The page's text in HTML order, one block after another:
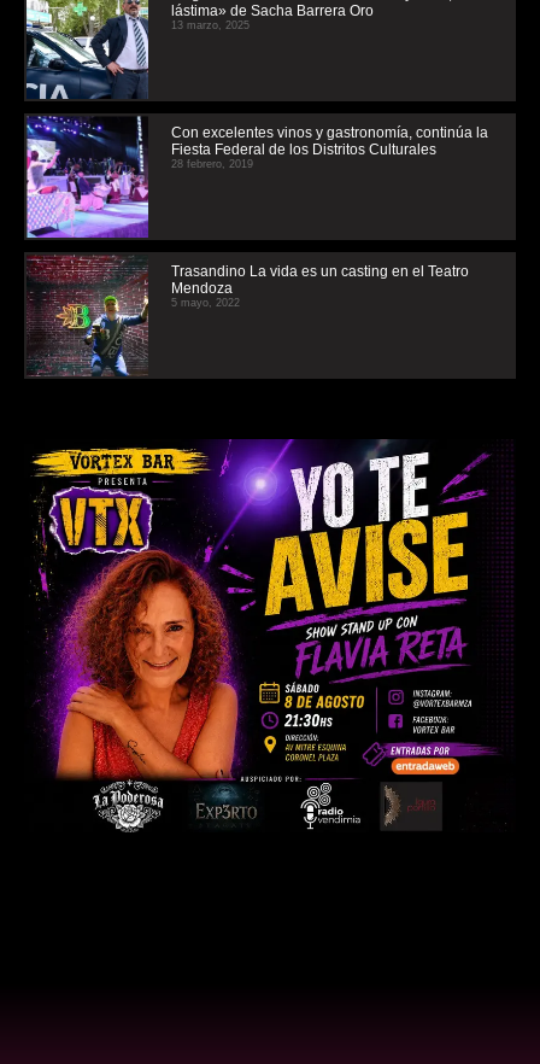
lástima» de Sacha Barrera Oro
13 marzo, 2025
Con excelentes vinos y gastronomía, continúa la
Fiesta Federal de los Distritos Culturales
28 febrero, 2019
Trasandino La vida es un casting en el Teatro
Mendoza
5 mayo, 2022